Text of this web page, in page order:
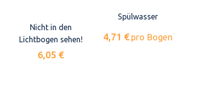
Nicht in den
Lichtbogen sehen!
6,05 €
Spülwasser
4,71 € pro Bogen